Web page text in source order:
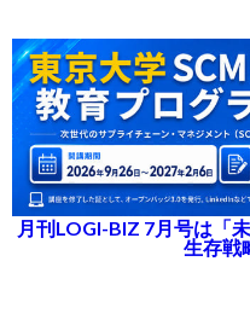
月刊LOGI-BIZ 7月号は「
生存戦